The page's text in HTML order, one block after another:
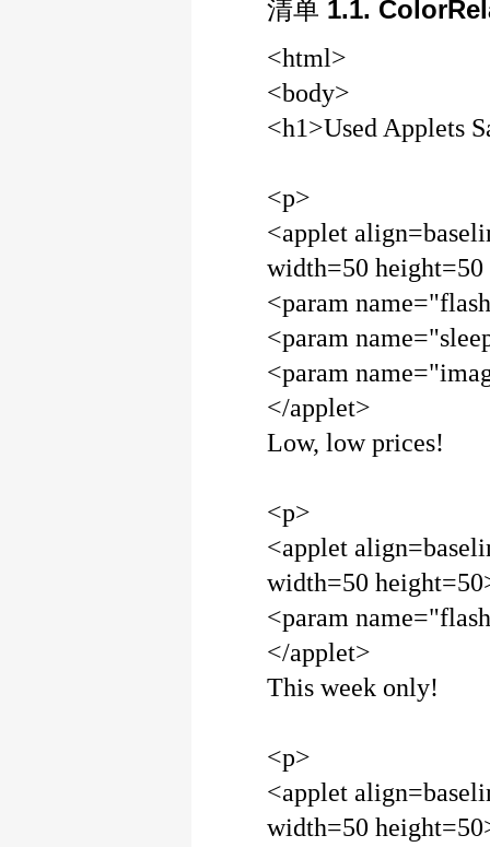
清单 1.1.
<html>
<body>
<h1>Used Applets
<p>
<applet
width=50
<param
<param
<param
</applet>
Low, low prices!
<p>
<applet
width=50
<param
</applet>
This week only!
<p>
<applet
width=50